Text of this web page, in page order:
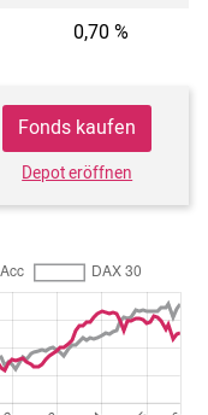
0,70 %
Fonds kaufen
Depot eröffnen